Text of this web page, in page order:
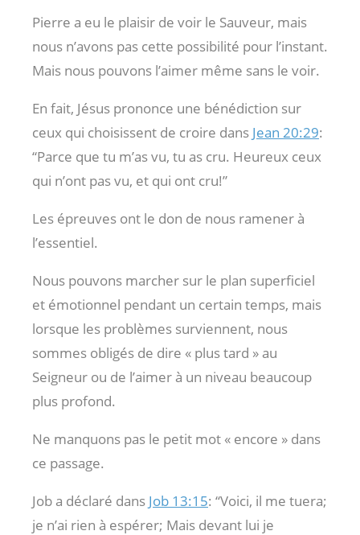
Pierre a eu le plaisir de voir le Sauveur, mais
nous n’avons pas cette possibilité pour l’instant.
Mais nous pouvons l’aimer même sans le voir.
En fait, Jésus prononce une bénédiction sur
ceux qui choisissent de croire dans Jean 20:29:
“Parce que tu m’as vu, tu as cru. Heureux ceux
qui n’ont pas vu, et qui ont cru!”
Les épreuves ont le don de nous ramener à
l’essentiel.
Nous pouvons marcher sur le plan superficiel
et émotionnel pendant un certain temps, mais
lorsque les problèmes surviennent, nous
sommes obligés de dire « plus tard » au
Seigneur ou de l’aimer à un niveau beaucoup
plus profond.
Ne manquons pas le petit mot « encore » dans
ce passage.
Job a déclaré dans Job 13:15: “Voici, il me tuera;
je n’ai rien à espérer; Mais devant lui je